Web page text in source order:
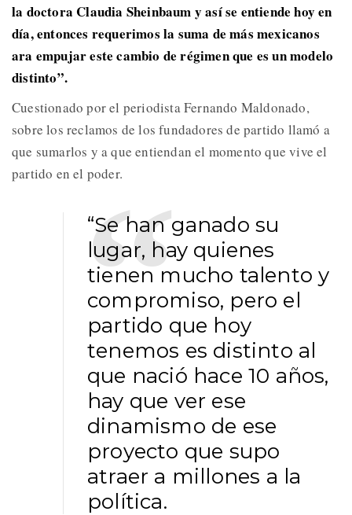
la doctora Claudia Sheinbaum y así se entiende hoy en
día, entonces requerimos la suma de más mexicanos
ara empujar este cambio de régimen que es un modelo
distinto”.
Cuestionado por el periodista Fernando Maldonado,
sobre los reclamos de los fundadores de partido llamó a
que sumarlos y a que entiendan el momento que vive el
partido en el poder.
“Se han ganado su
lugar, hay quienes
tienen mucho talento y
compromiso, pero el
partido que hoy
tenemos es distinto al
que nació hace 10 años,
hay que ver ese
dinamismo de ese
proyecto que supo
atraer a millones a la
política.